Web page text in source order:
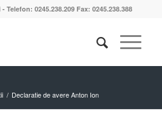
Telefon: 0245.238.209 Fax: 0245.238.388
/ Declaratie de avere Anton Ion